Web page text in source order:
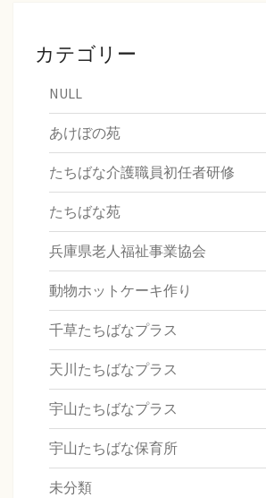
カテゴリー
NULL
あけぼの苑
たちばな介護職員初任者研修
たちばな苑
兵庫県老人福祉事業協会
動物ホットケーキ作り
千草たちばなプラス
天川たちばなプラス
宇山たちばなプラス
宇山たちばな保育所
未分類